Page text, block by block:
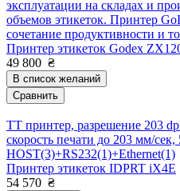
эксплуатации на складах и
объемов этикеток. Принтер
сочетание продуктивности и
Принтер этикеток Godex
49 800 ₴
В список желаний
Сравнить
TT принтер, разрешение 203
скорость печати до 203 мм/
HOST(3)+RS232(1)+Ethernet(1)
Принтер этикеток IDPRT iX4E
54 570 ₴